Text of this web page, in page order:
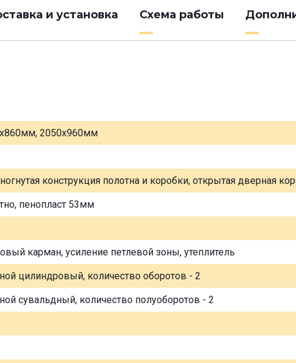
и установка Схема работы
2050х960мм
конструкция полотна и коробки, открытая дверная
пенопласт 53мм
карман, усиление петлевой зоны, утеплитель
цилиндровый, количество оборотов - 2
сувальдный, количество полуоборотов - 2